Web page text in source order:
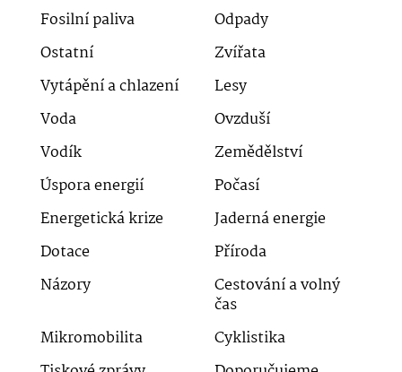
Fosilní paliva
Odpady
Ostatní
Zvířata
Vytápění a chlazení
Lesy
Voda
Ovzduší
Vodík
Zemědělství
Úspora energií
Počasí
Energetická krize
Jaderná energie
Dotace
Příroda
Názory
Cestování a volný
čas
Mikromobilita
Cyklistika